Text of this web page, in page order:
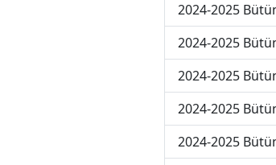
2024-2025
2024-2025
2024-2025
2024-2025
2024-2025